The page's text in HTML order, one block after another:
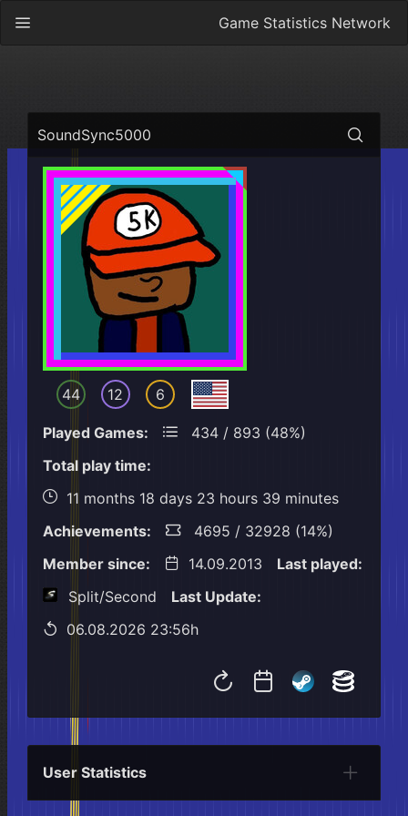
Game Statistics Network
SoundSync5000
44 12 6
Played Games:
434 / 893 (48%)
Total play time:
11 months 18 days 23 hours 39 minutes
Achievements:
4695 / 32928 (14%)
Member since:
14.09.2013
Last played:
Split/Second
Last Update:
06.08.2026 23:56h
User Statistics